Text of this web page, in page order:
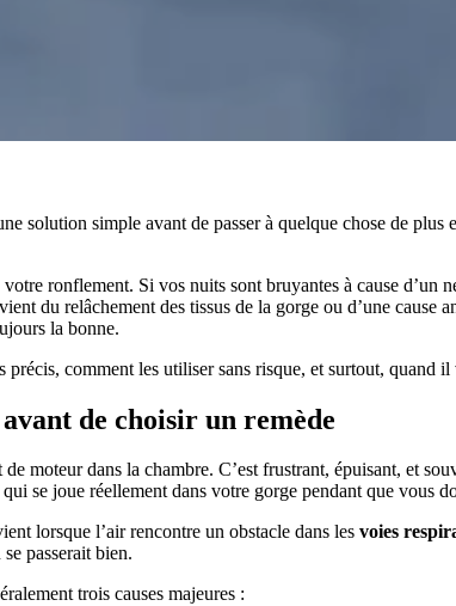
solution simple avant de passer à quelque chose de
ronflement. Si vos nuits sont bruyantes à cause d’un
du relâchement des tissus de la gorge ou d’une cause
la bonne.
comment les utiliser sans risque, et surtout, quand
de choisir un remède
moteur dans la chambre. C’est frustrant, épuisant, et
se joue réellement dans votre gorge pendant que vous
lorsque l’air rencontre un obstacle dans les voies
passerait bien.
trois causes majeures :